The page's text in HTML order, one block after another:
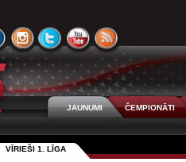
JAUNUMI ČEMPIONĀTI
VĪRIEŠI 1. LĪGA